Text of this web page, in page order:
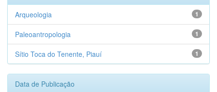
1
Arqueologia
1
Paleoantropologia
1
Sítio Toca do Tenente, Piauí
Data de Publicação